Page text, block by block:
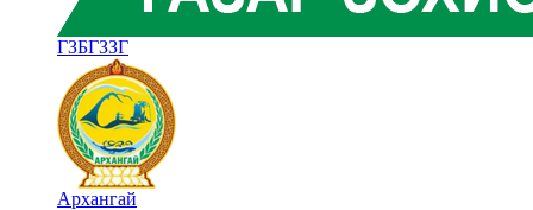
ГЗБГЗЗГ
Архангай